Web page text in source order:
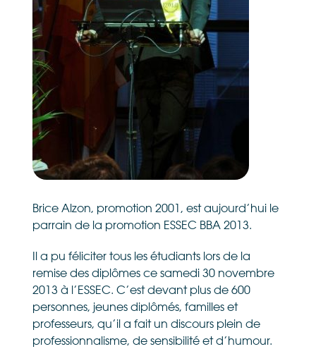
Brice Alzon, promotion 2001, est aujourd’hui le
parrain de la promotion ESSEC BBA 2013.
Il a pu féliciter tous les étudiants lors de la
remise des diplômes ce samedi 30 novembre
2013 à l’ESSEC. C’est devant plus de 600
personnes, jeunes diplômés, familles et
professeurs, qu’il a fait un discours plein de
professionnalisme, de sensibilité et d’humour.